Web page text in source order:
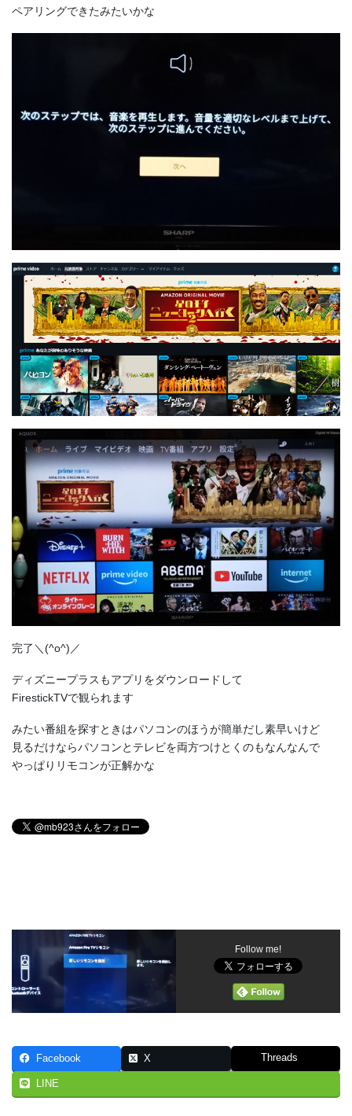
ペアリングできたみたいかな
完了＼(^o^)／
ディズニープラスもアプリをダウンロードして
FirestickTVで観られます
みたい番組を探すときはパソコンのほうが簡単だし素早いけど
見るだけならパソコンとテレビを両方つけとくのもなんなんで
やっぱりリモコンが正解かな
Follow me!
Facebook X Threads
LINE